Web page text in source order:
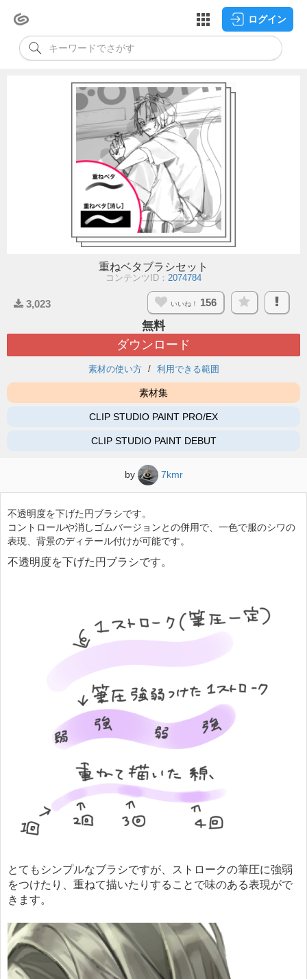
ログイン
重ねベタブラシセット
コンテンツID： 2074784
3,023 いいね！ 156
無料
ダウンロード
素材の使い方 利用できる範囲
素材集
CLIP STUDIO PAINT PRO/EX
CLIP STUDIO PAINT DEBUT
by 7kmr
不透明度を下げた円ブラシです。
コントロールや消しゴムバージョンとの併用で、一色で服のシワの
表現、背景のディテール付けが可能です。
不透明度を下げた円ブラシです。
とてもシンプルなブラシですが、ストロークの筆圧に強弱
をつけたり、重ねて描いたりすることで味のある表現がで
きます。